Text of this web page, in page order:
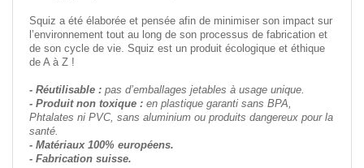
Squiz a été élaborée et pensée afin de minimiser son impact sur
l’environnement tout au long de son processus de fabrication et
de son cycle de vie. Squiz est un produit écologique et éthique
de A à Z !
- Réutilisable : pas d’emballages jetables à usage unique.
- Produit non toxique : en plastique garanti sans BPA,
Phtalates ni PVC, sans aluminium ou produits dangereux pour la
santé.
- Matériaux 100% européens.
- Fabrication suisse.